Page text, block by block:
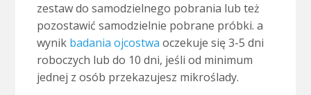
zestaw do samodzielnego pobrania lub też
pozostawić samodzielnie pobrane próbki. a
wynik badania ojcostwa oczekuje się 3-5 dni
roboczych lub do 10 dni, jeśli od minimum
jednej z osób przekazujesz mikroślady.